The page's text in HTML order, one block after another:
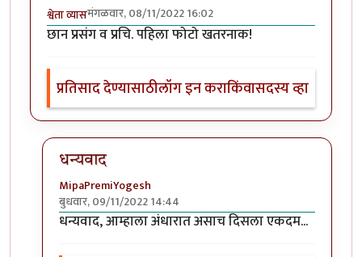
श्वेता व्यासमंगळवार, 08/11/2022 16:02
छान प्रसंग व प्रचि. पहिला फोटो खतरनाक!
प्रतिसाद देण्यासाठीलॉग इन कराकिंवासदस्य व्हा
धन्यवाद
MipaPremiYogesh
बुधवार, 09/11/2022 14:44
In reply toछान प्रसंग व प्रचि. पहिलाbyश्वेता व्यास
धन्यवाद, आम्हाला अंधारात असाच दिसला एकदम...